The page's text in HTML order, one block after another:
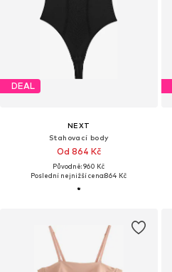
DEAL
NEXT
Stahovací body
Od 864 Kč
Původně: 960 Kč
Poslední nejnižší cena:864 Kč